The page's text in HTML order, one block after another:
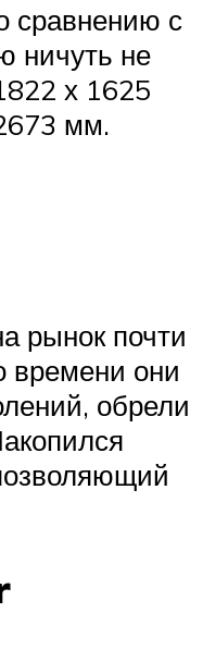
сравнению с
ничуть не
х 1625
мм.
рынок почти
времени они
обрели